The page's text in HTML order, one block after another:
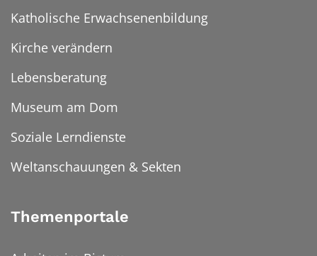
Katholische Erwachsenenbildung
Kirche verändern
Lebensberatung
Museum am Dom
Soziale Lerndienste
Weltanschauungen & Sekten
Themenportale